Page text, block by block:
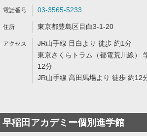
03-3565-5233
東京都豊島区目白3-1-20
JR山手線 目白より 徒歩 約1分
東京さくらトラム（都電荒川線）
12分
JR山手線 高田馬場より 徒歩 約12
早稲田アカデミー個別進学館